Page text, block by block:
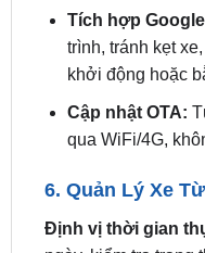
khởi động hoặc
Cập nhật OTA:
qua WiFi/4G,
6. Quản Lý Xe
ngày, kiểm tra trạng
toàn(va chạm, mở